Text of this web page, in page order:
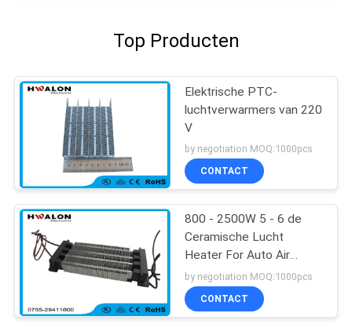
Top Producten
Elektrische PTC-
luchtverwarmers van 220
V
by negotiation MOQ:1000pcs
CONTACT
800 - 2500W 5 - 6 de
Ceramische Lucht
Heater For Auto Air
Conditioner van M/S
220v Ptc
by negotiation MOQ:1000pcs
CONTACT